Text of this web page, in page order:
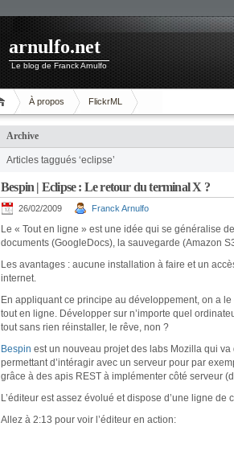
arnulfo.net
Le blog de Franck Arnulfo
À propos FlickrML
Archive
Articles taggués ‘eclipse’
Bespin | Eclipse : Le retour du terminal X ?
26/02/2009 Franck Arnulfo
Le « Tout en ligne » est une idée qui se généralise
documents (GoogleDocs), la sauvegarde (Amazon
Les avantages : aucune installation à faire et un
internet.
En appliquant ce principe au développement, on a
tout en ligne. Développer sur n’importe quel
tout sans rien réinstaller, le rêve, non ?
Bespin est un nouveau projet des labs Mozilla qui
permettant d’intéragir avec un serveur pour par
grâce à des apis REST à implémenter côté serveur
L’éditeur est assez évolué et dispose d’une ligne
Allez à 2:13 pour voir l’éditeur en action: